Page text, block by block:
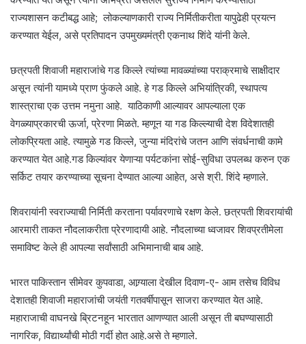
राज्यशासन कटीबद्ध आहे; लोकल्याणकारी राज्य निर्मितीकरीता यापुढेही प्रयत्न
करण्यात येईल, असे प्रतिपादन उपमुख्यमंत्री एकनाथ शिंदे यांनी केले.
छत्रपती शिवाजी महाराजांचे गड किल्ले त्यांच्या मावळ्यांच्या पराक्रमाचे साक्षीदार
असून त्यांनी यामध्ये प्राण फुंकले आहे. हे गड किल्ले अभियांत्रिकी, स्थापत्य
शास्त्राचा एक उत्तम नमुना आहे. याठिकाणी आल्यावर आपल्याला एक
वेगळ्याप्रकारची ऊर्जा, प्रेरणा मिळते. म्हणून या गड किल्ल्याची देश विदेशातही
लोकप्रियता आहे. त्यामुळे गड किल्ले, जुन्या मंदिरांचे जतन आणि संवर्धनाची कामे
करण्यात येत आहे.गड किल्यांवर येणाऱ्या पर्यटकांना सोई-सुविधा उपलब्ध करुन एक
सर्किट तयार करण्याच्या सूचना देण्यात आल्या आहेत, असे श्री. शिंदे म्हणाले.
शिवरायांनी स्वराज्याची निर्मिती करताना पर्यावरणाचे रक्षण केले. छत्रपती शिवरायांची
आरमारी ताकत नौदलाकरीता प्रेरणादायी आहे. नौदलाच्या ध्वजावर शिवप्रतीमेला
समाविष्ट केले ही आपल्या सर्वांसाठी अभिमानाची बाब आहे.
भारत पाकिस्तान सीमेवर कुपवाडा, आग्र्याला देखील दिवाण-ए- आम तसेच विविध
देशातही शिवाजी महाराजांची जयंती गतवर्षीपासून साजरा करण्यात येत आहे.
महाराजाची वाघनखे ब्रिटनहून भारतात आणण्यात आली असून ती बघण्यासाठी
नागरिक, विद्यार्थ्यांची मोठी गर्दी होत आहे.असे ते म्हणाले.